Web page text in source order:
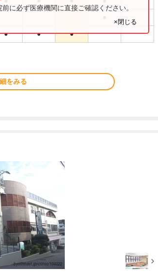
● ● ●
に必ず医療機関に直接ご確認ください。
×閉じる
をみる